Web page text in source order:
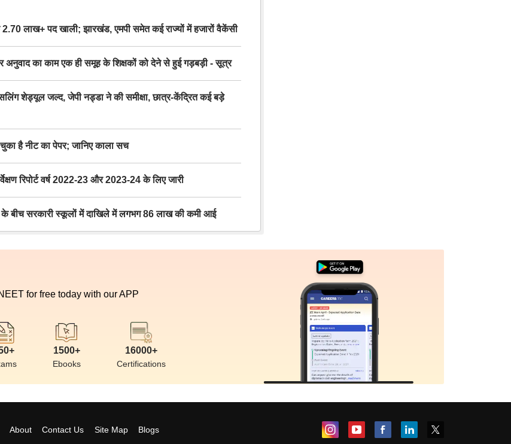
लाख+ पद खाली; झारखंड, एमपी समेत कई राज्यों में हजारों वैकेंसी
का काम एक ही समूह के शिक्षकों को देने से हुई गड़बड़ी - सूत्र
शेड्यूल जल्द, जेपी नड्डा ने की समीक्षा, छात्र-केंद्रित कई बड़े
है नीट का पेपर; जानिए काला सच
रिपोर्ट वर्ष 2022-23 और 2023-24 के लिए जारी
सरकारी स्कूलों में दाखिले में लगभग 86 लाख की कमी आई
for free today with our APP
1500+
Ebooks
16000+
Certifications
About Contact Us Site Map Blogs